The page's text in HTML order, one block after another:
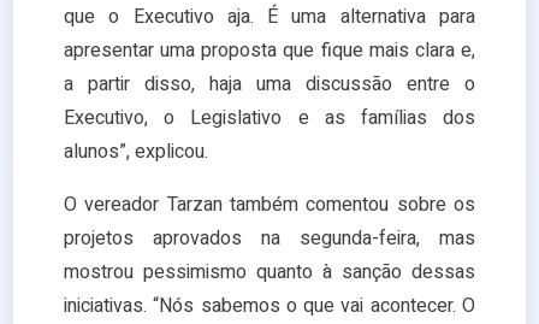
que o Executivo aja. É uma alternativa para
apresentar uma proposta que fique mais clara e,
a partir disso, haja uma discussão entre o
Executivo, o Legislativo e as famílias dos
alunos”, explicou.
O vereador Tarzan também comentou sobre os
projetos aprovados na segunda-feira, mas
mostrou pessimismo quanto à sanção dessas
iniciativas. “Nós sabemos o que vai acontecer. O